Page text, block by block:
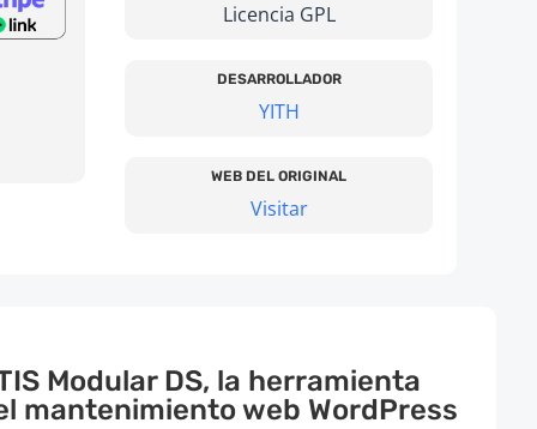
Licencia GPL
DESARROLLADOR
YITH
WEB DEL ORIGINAL
Visitar
Modular DS, la herramienta
mantenimiento web WordPress